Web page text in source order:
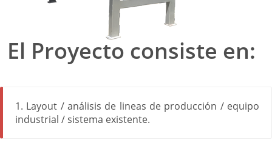
El Proyecto consiste en:
1. Layout / análisis de lineas de producción / equipo
industrial / sistema existente.